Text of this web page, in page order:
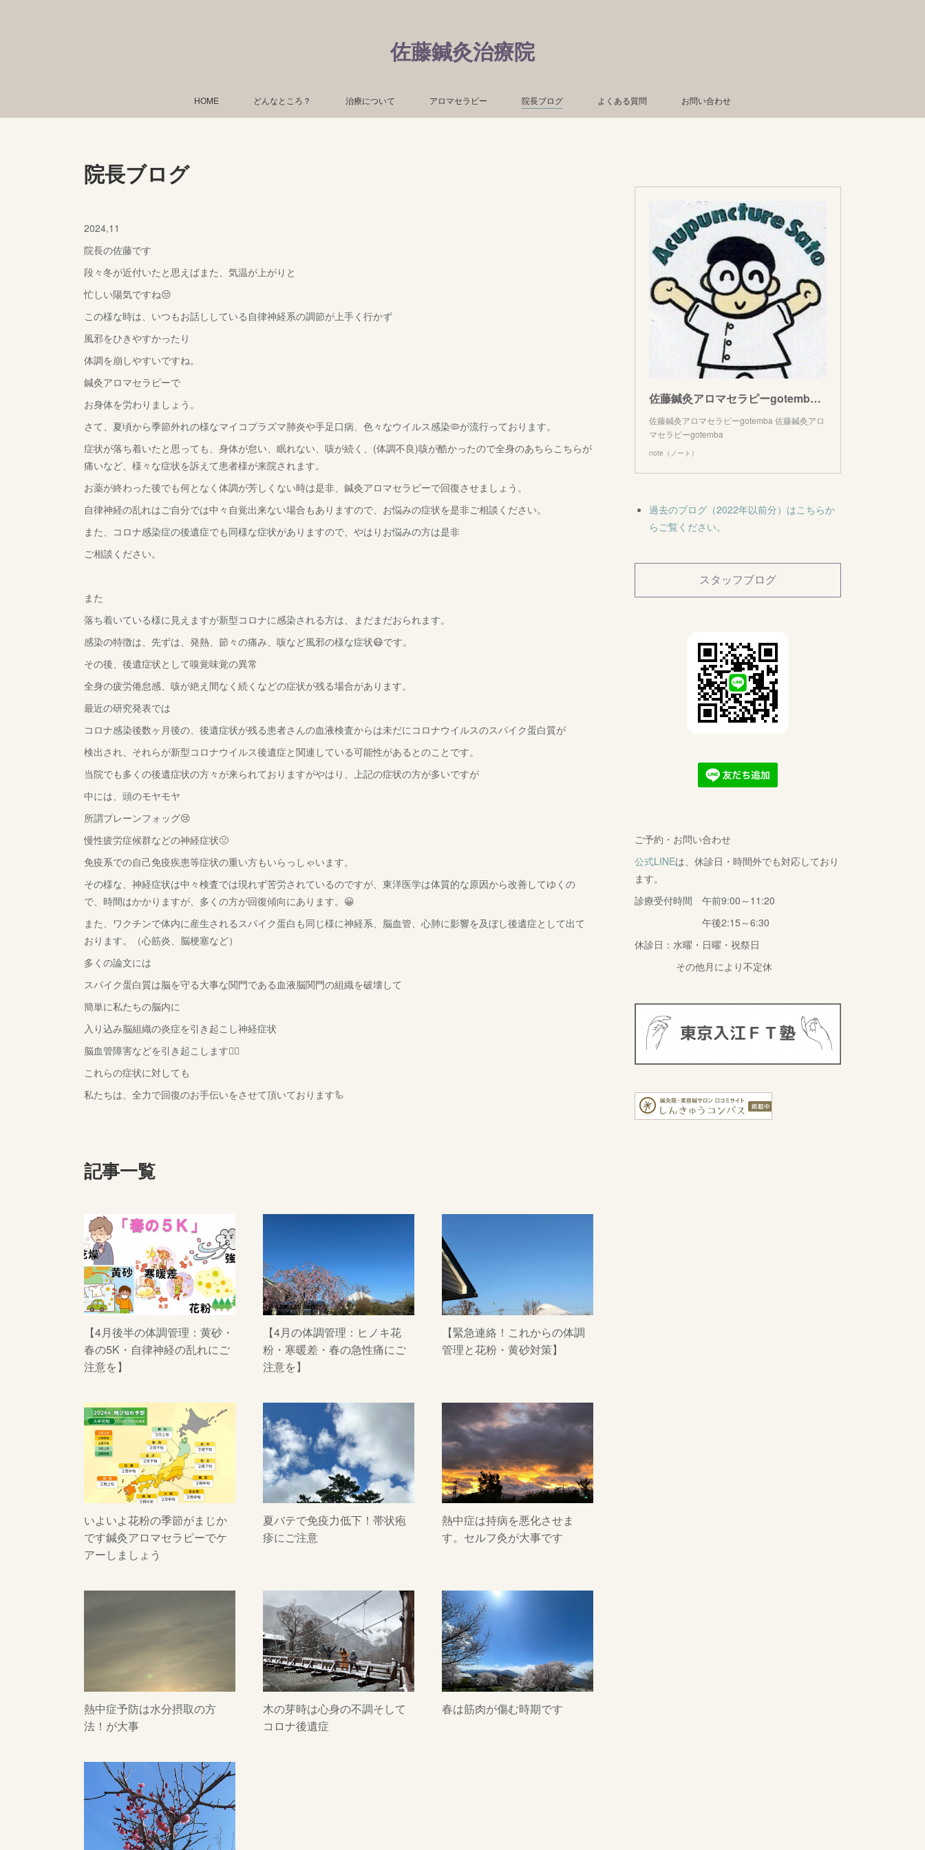
佐藤鍼灸治療院
HOME どんなところ？ 治療について アロマセラピー 院長ブログ よくある質問 お問い合わせ
院長ブログ
2024,11
院長の佐藤です
段々冬が近付いたと思えばまた、気温が上がりと
忙しい陽気ですね😒
この様な時は、いつもお話ししている自律神経系の調節が上手く行かず
風邪をひきやすかったり
体調を崩しやすいですね。
鍼灸アロマセラピーで
お身体を労わりましょう。
さて、夏頃から季節外れの様なマイコプラズマ肺炎や手足口病、色々なウイルス感染🦠が流行っております。
症状が落ち着いたと思っても、身体が怠い、眠れない、咳が続く、(体調不良)咳が酷かったので全身のあちらこちらが
痛いなど、様々な症状を訴えて患者様が来院されます。
お薬が終わった後でも何となく体調が芳しくない時は是非、鍼灸アロマセラピーで回復させましょう。
自律神経の乱れはご自分では中々自覚出来ない場合もありますので、お悩みの症状を是非ご相談ください。
また、コロナ感染症の後遺症でも同様な症状がありますので、やはりお悩みの方は是非
ご相談ください。
また
落ち着いている様に見えますが新型コロナに感染される方は、まだまだおられます。
感染の特徴は、先ずは、発熱、節々の痛み、咳など風邪の様な症状😷です。
その後、後遺症状として嗅覚味覚の異常
全身の疲労倦怠感、咳が絶え間なく続くなどの症状が残る場合があります。
最近の研究発表では
コロナ感染後数ヶ月後の、後遺症状が残る患者さんの血液検査からは未だにコロナウイルスのスパイク蛋白質が
検出され、それらが新型コロナウイルス後遺症と関連している可能性があるとのことです。
当院でも多くの後遺症状の方々が来られておりますがやはり、上記の症状の方が多いですが
中には、頭のモヤモヤ
所謂ブレーンフォッグ😢
慢性疲労症候群などの神経症状🤢
免疫系での自己免疫疾患等症状の重い方もいらっしゃいます。
その様な、神経症状は中々検査では現れず苦労されているのですが、東洋医学は体質的な原因から改善してゆくの
で、時間はかかりますが、多くの方が回復傾向にあります。😀
また、ワクチンで体内に産生されるスパイク蛋白も同じ様に神経系、脳血管、心肺に影響を及ぼし後遺症として出て
おります。（心筋炎、脳梗塞など）
多くの論文には
スパイク蛋白質は脳を守る大事な関門である血液脳関門の組織を破壊して
簡単に私たちの脳内に
入り込み脳組織の炎症を引き起こし神経症状
脳血管障害などを引き起こします🤦‍♂️
これらの症状に対しても
私たちは、全力で回復のお手伝いをさせて頂いております🦾
記事一覧
【4月後半の体調管理：黄砂・
春の5K・自律神経の乱れにご
注意を】
【4月の体調管理：ヒノキ花
粉・寒暖差・春の急性痛にご
注意を】
【緊急連絡！これからの体調
管理と花粉・黄砂対策】
いよいよ花粉の季節がまじか
です鍼灸アロマセラピーでケ
アーしましょう
夏バテで免疫力低下！帯状疱
疹にご注意
熱中症は持病を悪化させま
す。セルフ灸が大事です
熱中症予防は水分摂取の方
法！が大事
木の芽時は心身の不調そして
コロナ後遺症
春は筋肉が傷む時期です
佐藤鍼灸アロマセラピーgotemba｜note
佐藤鍼灸アロマセラピーgotemba 佐藤鍼灸アロ
マセラピーgotemba
note（ノート）
過去のブログ（2022年以前分）はこちらか
らご覧ください。
スタッフブログ
ご予約・お問い合わせ
公式LINEは、休診日・時間外でも対応しており
ます。
診療受付時間 午前9:00～11:20
午後2:15～6:30
休診日：水曜・日曜・祝祭日
その他月により不定休